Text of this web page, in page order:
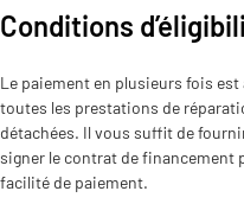
Conditions
Le paiement en plusieurs fois
toutes les prestations de
détachées. Il vous suffit de
signer le contrat de financement
facilité de paiement.